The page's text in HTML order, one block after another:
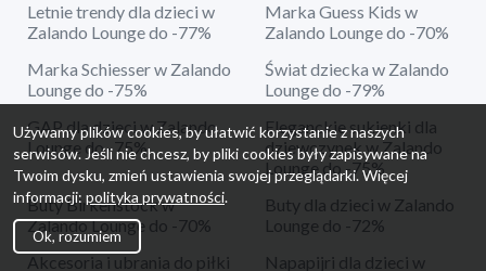
Letnie trendy dla dzieci w
Zalando Lounge do -77%
Marka Guess Kids w
Zalando Lounge do -70%
Marka Schiesser w Zalando
Lounge do -75%
Świat dziecka w Zalando
Lounge do -79%
GAP dla dzieci w Zalando
Lounge do -75%
Eleganckie sukienki dla
dziewczynek w Zalando
Lounge do -75%
Buty Birkenstock w
Zalando Lounge do -70%
Buty dla dzieci w Zalando
Lounge do -72%
Akcesoria i ubrania do piłki
Napapijri dla dzieci w
Używamy plików cookies, by ułatwić korzystanie z naszych
serwisów. Jeśli nie chcesz, by pliki cookies były zapisywane na
Twoim dysku, zmień ustawienia swojej przeglądarki. Więcej
informacji: polityka prywatności.
Ok, rozumiem